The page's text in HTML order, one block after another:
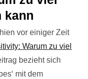
kann
vor einiger Zeit
Warum zu viel
bezieht sich
mit dem